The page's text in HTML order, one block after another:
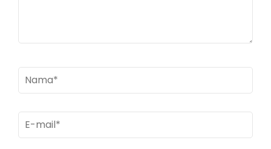
Nama*
E-
mail*